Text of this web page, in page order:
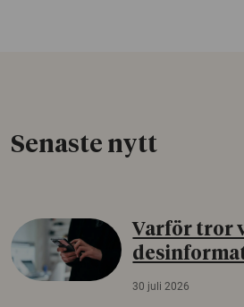
Senaste nytt
Varför tror
30 juli 2026